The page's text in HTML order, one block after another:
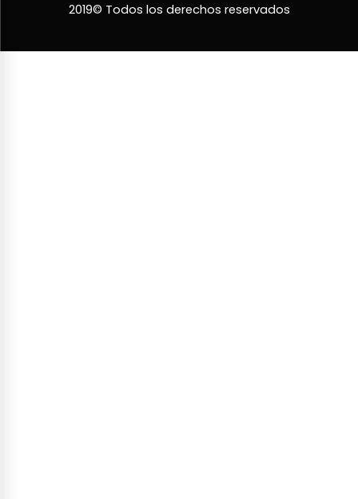
2019© Todos los derechos reservados